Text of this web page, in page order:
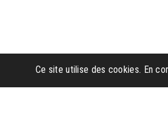
Ce site utilise des cookies. En